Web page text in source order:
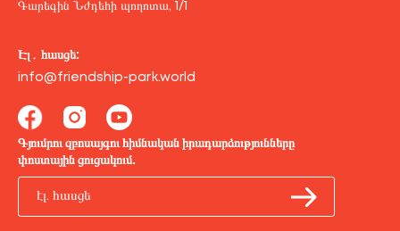
Գարեգին Նժդեհի պողոտա, 1/1
Էլ․ հասցե:
info@friendship-park.world
Գյումրու զբոսայգու հիմնական իրադարձությունները
փոստային ցուցակում.